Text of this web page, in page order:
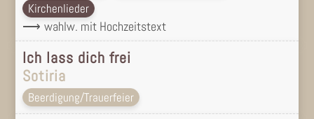
Kirchenlieder
wahlw. mit Hochzeitstext
Ich lass dich frei
Sotiria
Beerdigung/Trauerfeier